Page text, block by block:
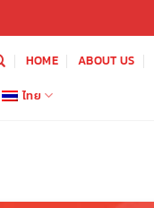
HOME ABOUT US
ไทย